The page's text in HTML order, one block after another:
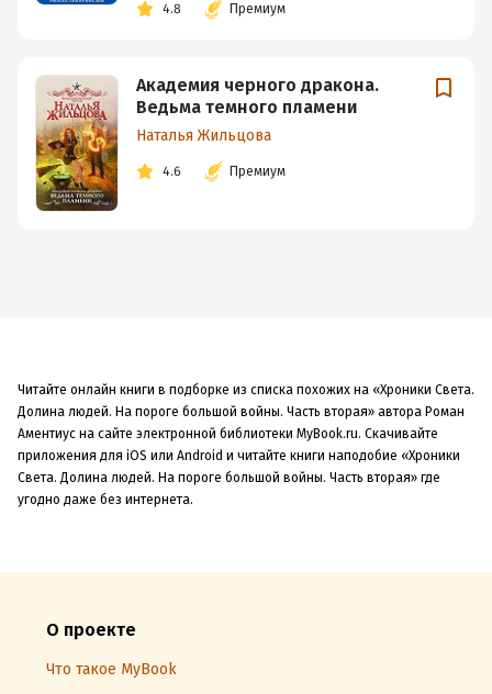
4.8 Премиум
Академия черного дракона.
Ведьма темного пламени
Наталья Жильцова
4.6 Премиум
Читайте онлайн книги в подборке из списка похожих на «Хроники Света.
Долина людей. На пороге большой войны. Часть вторая» автора Роман
Аментиус на сайте электронной библиотеки MyBook.ru. Скачивайте
приложения для iOS или Android и читайте книги наподобие «Хроники
Света. Долина людей. На пороге большой войны. Часть вторая» где
угодно даже без интернета.
О проекте
Что такое MyBook